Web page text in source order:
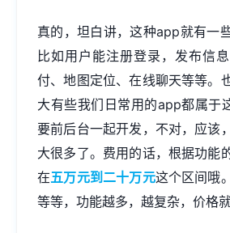
真的，坦白讲，这种app就有一
比如用户能注册登录，发布信
付、地图定位、在线聊天等等。
大有些我们日常用的app都属于
要前后台一起开发，不对，应该
大很多了。费用的话，根据功能
在五万元到二十万元这个区间哦
等等，功能越多，越复杂，价格就